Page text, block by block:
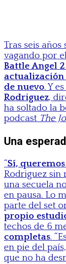
Tras seis
vagando por
Battle Angel 2
actualización
de nuevo. Y
Rodriguez,
ha soltado la
podcast The
Una
“Sí,
Rodriguez sin
una secuela
en pausa. Lo
parte del set
propio
techos de 6
completas.
en pie del
que no ha